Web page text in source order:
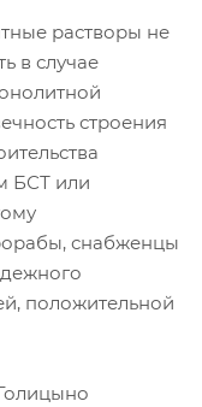
растворы не
в случае
строения
БСТ или
снабженцы
положительной